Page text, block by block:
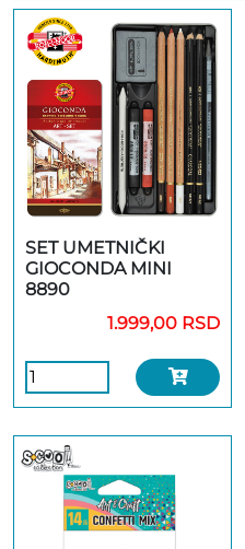
SET UMETNIČKI
GIOCONDA MINI
8890
1.999,00 RSD